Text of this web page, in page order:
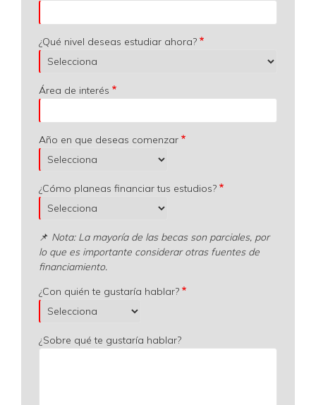
¿Qué nivel deseas estudiar ahora?
Área de interés
Año en que deseas comenzar
¿Cómo planeas financiar tus estudios?
📌 Nota: La mayoría de las becas son parciales, por
lo que es importante considerar otras fuentes de
financiamiento.
¿Con quién te gustaría hablar?
¿Sobre qué te gustaría hablar?